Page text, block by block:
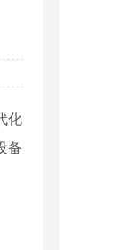
化
备